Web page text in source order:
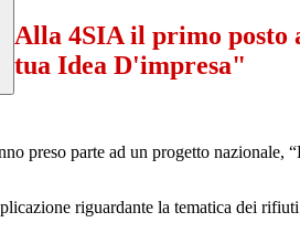
Alla 4SIA il primo posto
tua Idea D'impresa"
preso parte ad un progetto nazionale,
riguardante la tematica dei